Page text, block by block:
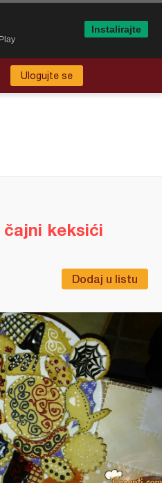
Ulogujte se
Dodaj u listu
čajni keksići
Instalirajte